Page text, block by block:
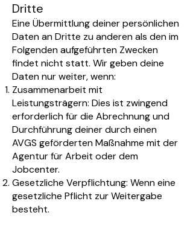
Dritte
Eine Übermittlung deiner persönlichen
Daten an Dritte zu anderen als den im
Folgenden aufgeführten Zwecken
findet nicht statt. Wir geben deine
Daten nur weiter, wenn:
Zusammenarbeit mit
Leistungsträgern: Dies ist zwingend
erforderlich für die Abrechnung und
Durchführung deiner durch einen
AVGS geförderten Maßnahme mit der
Agentur für Arbeit oder dem
Jobcenter.
Gesetzliche Verpflichtung: Wenn eine
gesetzliche Pflicht zur Weitergabe
besteht.